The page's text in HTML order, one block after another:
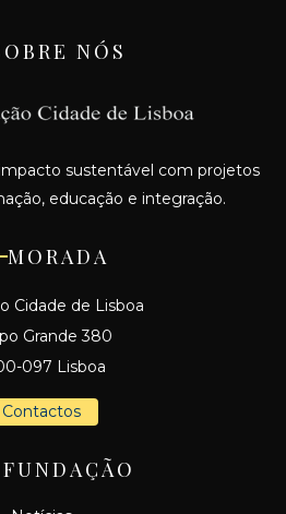
NÓS
impacto sustentável com projetos
educação e integração.
MORADA
Cidade de Lisboa
Grande 380
097 Lisboa
Contactos